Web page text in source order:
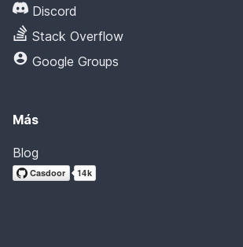
Discord
Stack Overflow
Google Groups
Más
Blog